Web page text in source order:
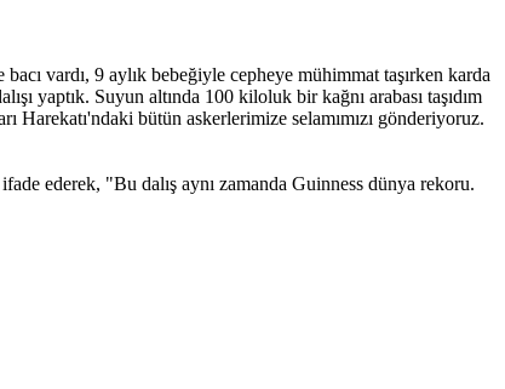
vardı, 9 aylık bebeğiyle cepheye mühimmat taşırken karda
yaptık. Suyun altında 100 kiloluk bir kağnı arabası taşıdım
Harekatı'ndaki bütün askerlerimize selamımızı gönderiyoruz.
ederek, "Bu dalış aynı zamanda Guinness dünya rekoru.